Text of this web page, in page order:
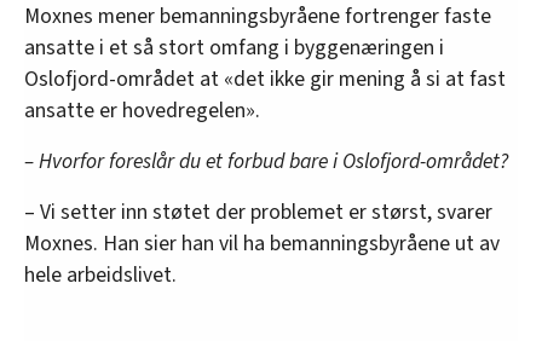
Moxnes mener bemanningsbyråene fortrenger faste
ansatte i et så stort omfang i byggenæringen i
Oslofjord-området at «det ikke gir mening å si at fast
ansatte er hovedregelen».
– Hvorfor foreslår du et forbud bare i Oslofjord-området?
– Vi setter inn støtet der problemet er størst, svarer
Moxnes. Han sier han vil ha bemanningsbyråene ut av
hele arbeidslivet.